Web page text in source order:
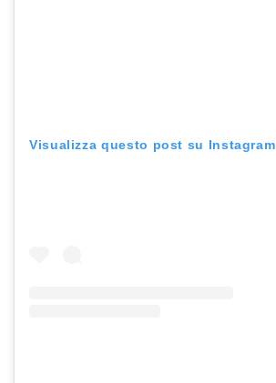
Visualizza questo post su Instagram